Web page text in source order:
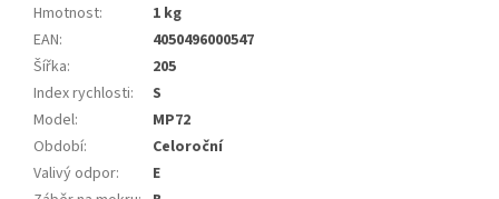
Hmotnost:
1 kg
EAN:
4050496000547
Šířka:
205
Index rychlosti:
S
Model:
MP72
Období:
Celoroční
Valivý odpor:
E